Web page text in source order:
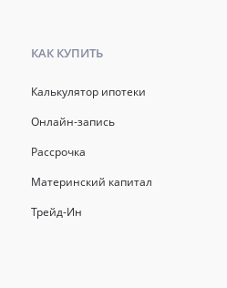
КАК КУПИТЬ
Калькулятор ипотеки
Онлайн-запись
Рассрочка
Материнский капитал
Трейд-Ин